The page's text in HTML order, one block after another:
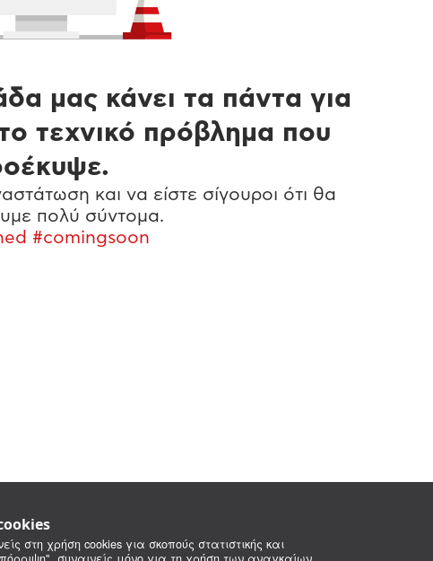
στη χρήση cookies για σκοπούς στατιστικής και
μας κάνει τα πάντα για
τεχνικό πρόβλημα που
και να είστε σίγουροι ότι θα
πολύ σύντομα.
#comingsoon